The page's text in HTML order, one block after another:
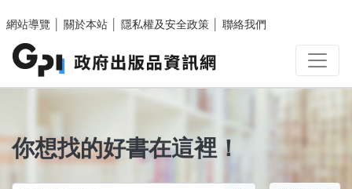
網站導覽
關於本站 隱私權及安全政策 聯絡我們
你想找的好書在這裡！